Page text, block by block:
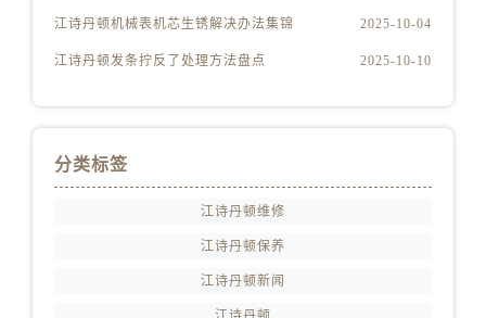
福建省三明市三元区东乾二路江诗丹顿售后服务中心（需提前预约）
江诗丹顿机械表机芯生锈解决办法集锦 2025-10-04
江诗丹顿发条拧反了处理方法盘点 2025-10-10
分类标签
江诗丹顿维修
江诗丹顿保养
江诗丹顿新闻